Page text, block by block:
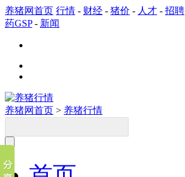
养猪网首页 行情 - 财经 - 猪价 - 人才 - 招聘
药GSP- 新闻
养猪网首页 > 养猪行情